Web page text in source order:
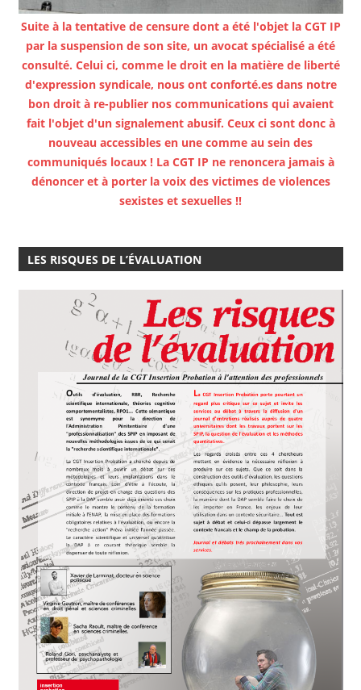
Suite à la tentative de censure dont a été l'objet la CGT IP
par la suspension de son site, un avocat spécialisé a été
consulté. Celui ci, comme le droit en la matière de liberté
d'expression syndicale, nous ont conforté.es dans notre
bon droit à re-publier nos communications qui avaient
fait l'objet d'un signalement abusif. Ceux ci sont donc à
nouveau accessibles en une comme au sein des
communiqués locaux ! La CGT IP ne renoncera jamais à
dénoncer et à porter la voix des victimes de violences
sexistes et sexuelles !!
LES RISQUES DE L’ÉVALUATION